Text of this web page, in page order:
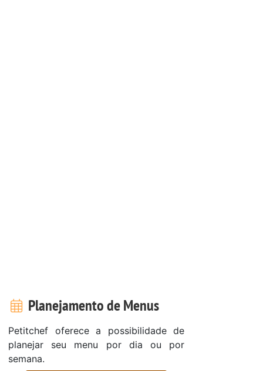
Planejamento de Menus
Petitchef oferece a possibilidade de
planejar seu menu por dia ou por
semana.